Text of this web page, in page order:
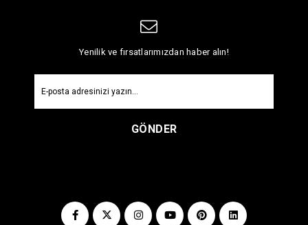
Yenilik ve fırsatlarımızdan haber alın!
GÖNDER